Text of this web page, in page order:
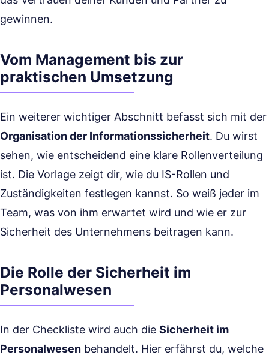
gewinnen.
Vom Management bis zur
praktischen Umsetzung
Ein weiterer wichtiger Abschnitt befasst sich mit der
Organisation der Informationssicherheit. Du wirst
sehen, wie entscheidend eine klare Rollenverteilung
ist. Die Vorlage zeigt dir, wie du IS-Rollen und
Zuständigkeiten festlegen kannst. So weiß jeder im
Team, was von ihm erwartet wird und wie er zur
Sicherheit des Unternehmens beitragen kann.
Die Rolle der Sicherheit im
Personalwesen
In der Checkliste wird auch die Sicherheit im
Personalwesen behandelt. Hier erfährst du, welche